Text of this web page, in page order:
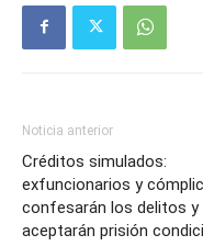
Noticia anterior
Créditos simulados:
exfuncionarios y
confesarán los delitos y
aceptarán prisión